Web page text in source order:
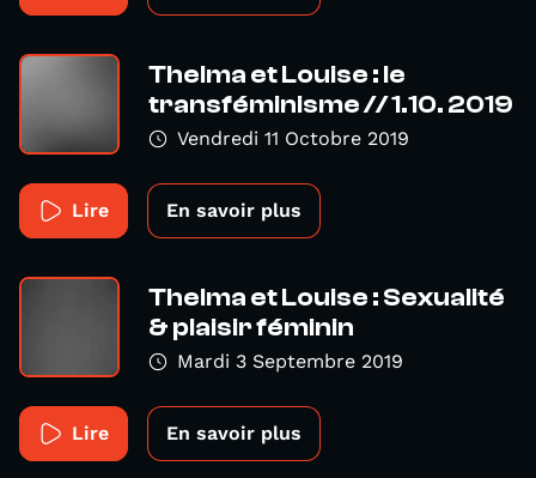
Thelma et Louise : le
transféminisme // 1.10. 2019
Vendredi 11 Octobre 2019
Lire En savoir plus
Thelma et Louise : Sexualité
& plaisir féminin
Mardi 3 Septembre 2019
Lire En savoir plus